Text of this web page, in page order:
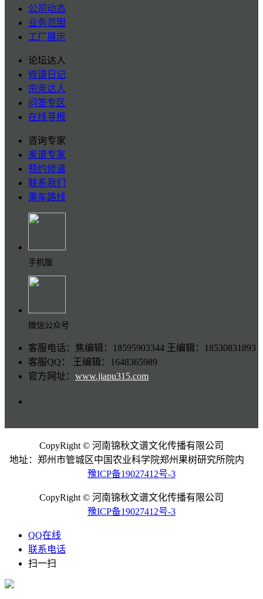
公司动态
业务范围
工厂展示
论坛达人
修谱日记
宗亲达人
问答专区
在线寻根
咨询专家
家谱专家
预约修谱
联系我们
乘车路线
手机版
微信公众号
客服电话：焦编辑：18595903344 王编辑：18530831893
客服QQ： 王编辑：1648365989
官方网址： www.jiapu315.com
CopyRight © 河南锦秋文谱文化传播有限公司
地址：郑州市管城区中国农业科学院郑州果树研究所院内
豫ICP备19027412号-3
CopyRight © 河南锦秋文谱文化传播有限公司
豫ICP备19027412号-3
QQ在线
联系电话
扫一扫